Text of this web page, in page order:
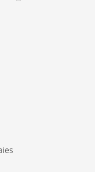
newsletter